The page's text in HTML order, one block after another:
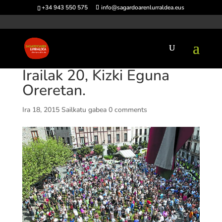
+34 943 550 575 info@sagardoarenlurraldea.eus
Irailak 20, Kizki Eguna
Oreretan.
Ira 18, 2015 Sailkatu gabea 0 comments